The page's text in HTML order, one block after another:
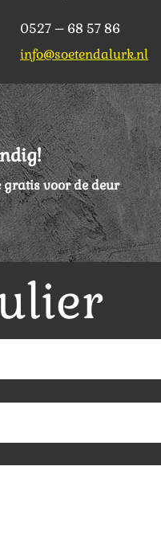
0527 – 68 57 86
info@soetendalurk.nl
gratis voor de deur